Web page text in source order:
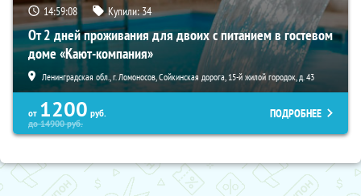
14:59:06 Купили:34
От 2 дней проживания для двоих с питанием в гостевом
доме «Кают-компания»
Ленинградская обл., г. Ломоносов, Сойкинская дорога, 15-й жилой городок, д. 43
от 1200 руб.
до14900руб.
ПОДРОБНЕЕ